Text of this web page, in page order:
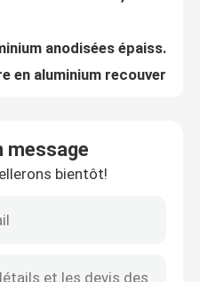
Alliage bandes d'aluminium anodisées épaisseur 6 mm 1050 1060 1070 1100
message
bientôt!